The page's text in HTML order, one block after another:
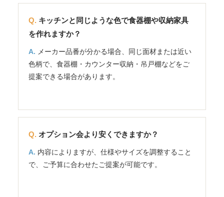
キッチンと同じような色で食器棚や収納家具
を作れますか？
メーカー品番が分かる場合、同じ面材または近い
色柄で、食器棚・カウンター収納・吊戸棚などをご
提案できる場合があります。
オプション会より安くできますか？
内容によりますが、仕様やサイズを調整すること
で、ご予算に合わせたご提案が可能です。